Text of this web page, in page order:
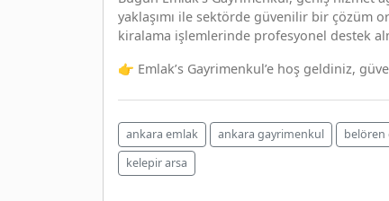
yaklaşımı ile sektörde güvenilir bir çözüm
kiralama işlemlerinde profesyonel destek
👉 Emlak’s Gayrimenkul’e hoş geldiniz,
ankara emlak ankara gayrimenkul belören
kelepir arsa